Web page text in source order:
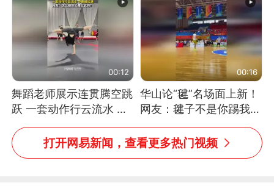
00:12
舞蹈老师展示连贯腾空跳
跃 一套动作行云流水 节
奏感拉满 网友：怎么做
到又舞又武的？
00:16
华山论“毽”名场面上新！
网友：毽子不是你踢我
捡，我踢你捡吗
打开网易新闻，查看更多热门视频